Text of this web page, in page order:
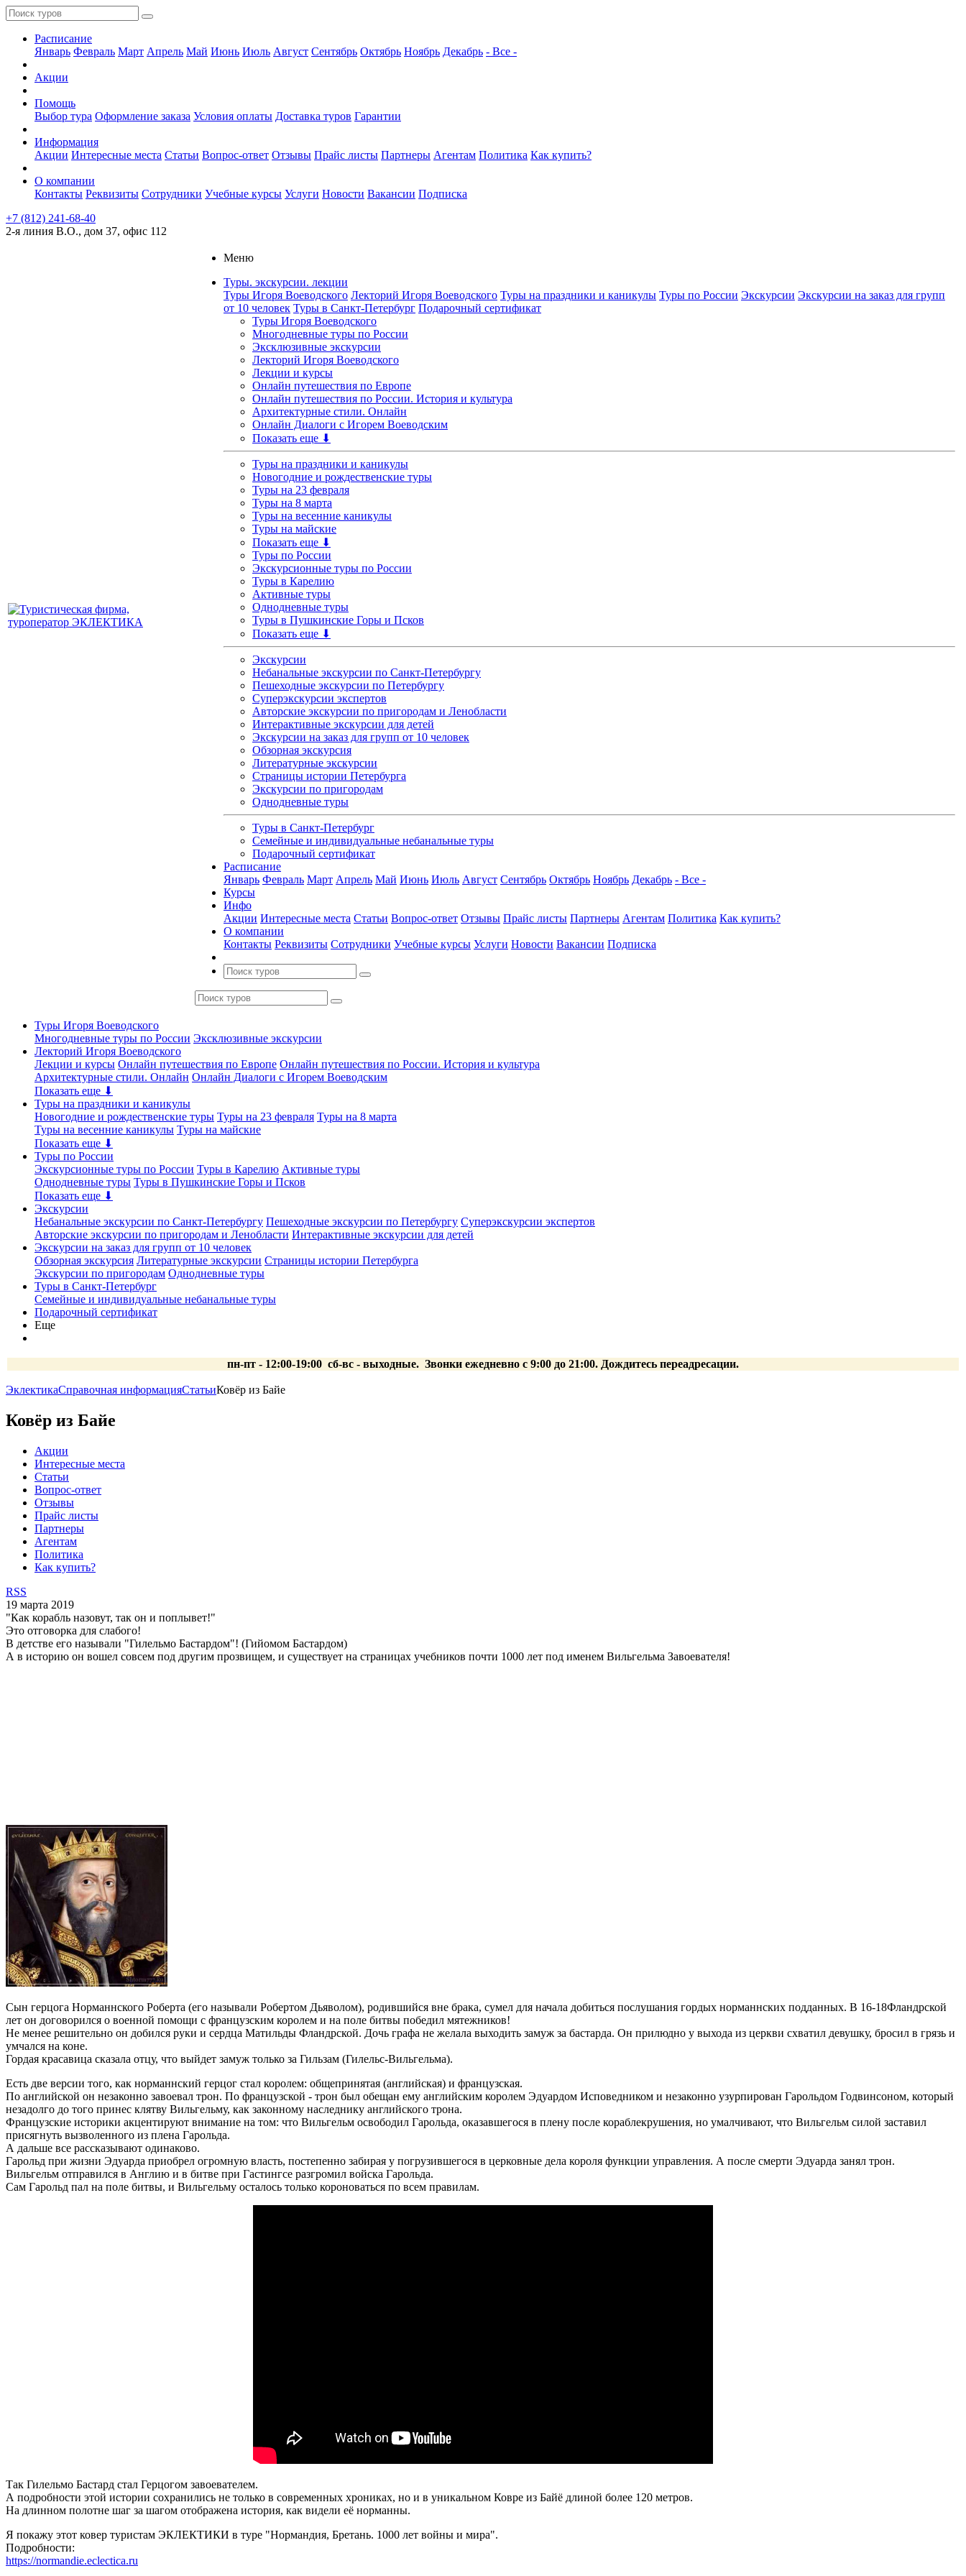
Расписание
Январь Февраль Март Апрель Май Июнь Июль Август Сентябрь Октябрь Ноябрь Декабрь - Все -
Акции
Помощь
Выбор тура Оформление заказа Условия оплаты Доставка туров Гарантии
Информация
Акции Интересные места Статьи Вопрос-ответ Отзывы Прайс листы Партнеры Агентам Политика Как купить?
О компании
Контакты Реквизиты Сотрудники Учебные курсы Услуги Новости Вакансии Подписка
+7 (812) 241-68-40
2-я линия В.О., дом 37, офис 112
Меню
Туры. экскурсии. лекции
Туры Игоря Воеводского Лекторий Игоря Воеводского Туры на праздники и каникулы Туры по России Экскурсии Экскурсии на заказ для групп
от 10 человек Туры в Санкт-Петербург Подарочный сертификат
Туры Игоря Воеводского
Многодневные туры по России
Эксклюзивные экскурсии
Лекторий Игоря Воеводского
Лекции и курсы
Онлайн путешествия по Европе
Онлайн путешествия по России. История и культура
Архитектурные стили. Онлайн
Онлайн Диалоги с Игорем Воеводским
Показать еще ⬇
Туры на праздники и каникулы
Новогодние и рождественские туры
Туры на 23 февраля
Туры на 8 марта
Туры на весенние каникулы
Туры на майские
Показать еще ⬇
Туры по России
Экскурсионные туры по России
Туры в Карелию
Активные туры
Однодневные туры
Туры в Пушкинские Горы и Псков
Показать еще ⬇
Экскурсии
Небанальные экскурсии по Санкт-Петербургу
Пешеходные экскурсии по Петербургу
Суперэкскурсии экспертов
Авторские экскурсии по пригородам и Ленобласти
Интерактивные экскурсии для детей
Экскурсии на заказ для групп от 10 человек
Обзорная экскурсия
Литературные экскурсии
Страницы истории Петербурга
Экскурсии по пригородам
Однодневные туры
Туры в Санкт-Петербург
Семейные и индивидуальные небанальные туры
Подарочный сертификат
Расписание
Январь Февраль Март Апрель Май Июнь Июль Август Сентябрь Октябрь Ноябрь Декабрь - Все -
Курсы
Инфо
Акции Интересные места Статьи Вопрос-ответ Отзывы Прайс листы Партнеры Агентам Политика Как купить?
О компании
Контакты Реквизиты Сотрудники Учебные курсы Услуги Новости Вакансии Подписка
Туры Игоря Воеводского
Многодневные туры по России Эксклюзивные экскурсии
Лекторий Игоря Воеводского
Лекции и курсы Онлайн путешествия по Европе Онлайн путешествия по России. История и культура
Архитектурные стили. Онлайн Онлайн Диалоги с Игорем Воеводским
Показать еще ⬇
Туры на праздники и каникулы
Новогодние и рождественские туры Туры на 23 февраля Туры на 8 марта
Туры на весенние каникулы Туры на майские
Показать еще ⬇
Туры по России
Экскурсионные туры по России Туры в Карелию Активные туры
Однодневные туры Туры в Пушкинские Горы и Псков
Показать еще ⬇
Экскурсии
Небанальные экскурсии по Санкт-Петербургу Пешеходные экскурсии по Петербургу Суперэкскурсии экспертов
Авторские экскурсии по пригородам и Ленобласти Интерактивные экскурсии для детей
Экскурсии на заказ для групп от 10 человек
Обзорная экскурсия Литературные экскурсии Страницы истории Петербурга
Экскурсии по пригородам Однодневные туры
Туры в Санкт-Петербург
Семейные и индивидуальные небанальные туры
Подарочный сертификат
Еще
пн-пт - 12:00-19:00 сб-вс - выходные. Звонки ежедневно с 9:00 до 21:00. Дождитесь переадресации.
ЭклектикаСправочная информацияСтатьиКовёр из Байе
Ковёр из Байе
Акции
Интересные места
Статьи
Вопрос-ответ
Отзывы
Прайс листы
Партнеры
Агентам
Политика
Как купить?
RSS
19 марта 2019
"Как корабль назовут, так он и поплывет!"
Это отговорка для слабого!
В детстве его называли "Гилельмо Бастардом"! (Гийомом Бастардом)
А в историю он вошел совсем под другим прозвищем, и существует на страницах учебников почти 1000 лет под именем Вильгельма Завоевателя!
Сын герцога Норманнского Роберта (его называли Робертом Дьяволом), родившийся вне брака, сумел для начала добиться послушания гордых норманнских подданных. В 16-18Фландрской
лет он договорился о военной помощи с французским королем и на поле битвы победил мятежников!
Не менее решительно он добился руки и сердца Матильды Фландрской. Дочь графа не желала выходить замуж за бастарда. Он прилюдно у выхода из церкви схватил девушку, бросил в грязь и
умчался на коне.
Гордая красавица сказала отцу, что выйдет замуж только за Гильзам (Гилельс-Вильгельма).
Есть две версии того, как норманнский герцог стал королем: общепринятая (английская) и французская.
По английской он незаконно завоевал трон. По французской - трон был обещан ему английским королем Эдуардом Исповедником и незаконно узурпирован Гарольдом Годвинсоном, который
незадолго до того принес клятву Вильгельму, как законному наследнику английского трона.
Французские историки акцентируют внимание на том: что Вильгельм освободил Гарольда, оказавшегося в плену после кораблекрушения, но умалчивают, что Вильгельм силой заставил
присягнуть вызволенного из плена Гарольда.
А дальше все рассказывают одинаково.
Гарольд при жизни Эдуарда приобрел огромную власть, постепенно забирая у погрузившегося в церковные дела короля функции управления. А после смерти Эдуарда занял трон.
Вильгельм отправился в Англию и в битве при Гастингсе разгромил войска Гарольда.
Сам Гарольд пал на поле битвы, и Вильгельму осталось только короноваться по всем правилам.
Так Гилельмо Бастард стал Герцогом завоевателем.
А подробности этой истории сохранились не только в современных хрониках, но и в уникальном Ковре из Байё длиной более 120 метров.
На длинном полотне шаг за шагом отображена история, как видели её норманны.
Я покажу этот ковер туристам ЭКЛЕКТИКИ в туре "Нормандия, Бретань. 1000 лет войны и мира".
Подробности:
https://normandie.eclectica.ru